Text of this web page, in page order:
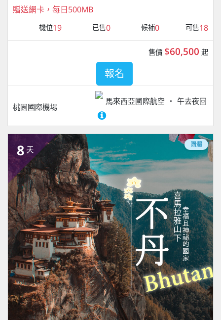
贈送網卡，每日500MB
機位19 已售0 候補0 可售18
桃園國際機場
馬來西亞國際航空 午去夜回
售價 $60,500 起
報名
8 天
團體